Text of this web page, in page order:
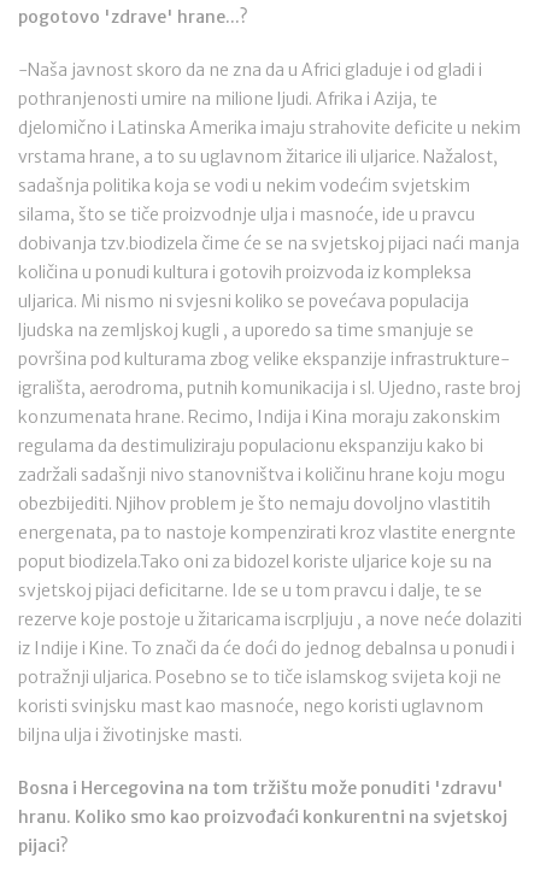
pogotovo 'zdrave' hrane...?
-Naša javnost skoro da ne zna da u Africi gladuje i od gladi i
pothranjenosti umire na milione ljudi. Afrika i Azija, te
djelomično i Latinska Amerika imaju strahovite deficite u nekim
vrstama hrane, a to su uglavnom žitarice ili uljarice. Nažalost,
sadašnja politika koja se vodi u nekim vodećim svjetskim
silama, što se tiče proizvodnje ulja i masnoće, ide u pravcu
dobivanja tzv.biodizela čime će se na svjetskoj pijaci naći manja
količina u ponudi kultura i gotovih proizvoda iz kompleksa
uljarica. Mi nismo ni svjesni koliko se povećava populacija
ljudska na zemljskoj kugli , a uporedo sa time smanjuje se
površina pod kulturama zbog velike ekspanzije infrastrukture-
igrališta, aerodroma, putnih komunikacija i sl. Ujedno, raste broj
konzumenata hrane. Recimo, Indija i Kina moraju zakonskim
regulama da destimuliziraju populacionu ekspanziju kako bi
zadržali sadašnji nivo stanovništva i količinu hrane koju mogu
obezbijediti. Njihov problem je što nemaju dovoljno vlastitih
energenata, pa to nastoje kompenzirati kroz vlastite energnte
poput biodizela.Tako oni za bidozel koriste uljarice koje su na
svjetskoj pijaci deficitarne. Ide se u tom pravcu i dalje, te se
rezerve koje postoje u žitaricama iscrpljuju , a nove neće dolaziti
iz Indije i Kine. To znači da će doći do jednog debalnsa u ponudi i
potražnji uljarica. Posebno se to tiče islamskog svijeta koji ne
koristi svinjsku mast kao masnoće, nego koristi uglavnom
biljna ulja i životinjske masti.
Bosna i Hercegovina na tom tržištu može ponuditi 'zdravu'
hranu. Koliko smo kao proizvođaći konkurentni na svjetskoj
pijaci?